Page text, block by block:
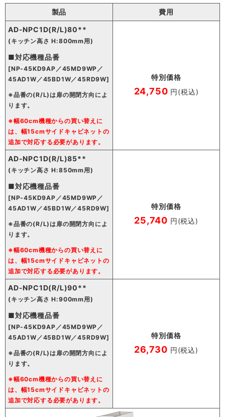
製品 費用
AD-NPC1D(R/L)80**
(キッチン高さ H:800mm用)
■対応機種品番
[NP-45KD9AP／45MD9WP／
45AD1W／45BD1W／45RD9W]
※品番の(R/L)は扉の開閉方向によ
ります。
※幅60cm機種からの買い替えに
は、幅15cmサイドキャビネットの
追加で対応する必要があります。
特別価格
24,750 円(税込)
AD-NPC1D(R/L)85**
(キッチン高さ H:850mm用)
■対応機種品番
[NP-45KD9AP／45MD9WP／
45AD1W／45BD1W／45RD9W]
※品番の(R/L)は扉の開閉方向によ
ります。
※幅60cm機種からの買い替えに
は、幅15cmサイドキャビネットの
追加で対応する必要があります。
特別価格
25,740 円(税込)
AD-NPC1D(R/L)90**
(キッチン高さ H:900mm用)
■対応機種品番
[NP-45KD9AP／45MD9WP／
45AD1W／45BD1W／45RD9W]
※品番の(R/L)は扉の開閉方向によ
ります。
※幅60cm機種からの買い替えに
は、幅15cmサイドキャビネットの
追加で対応する必要があります。
特別価格
26,730 円(税込)